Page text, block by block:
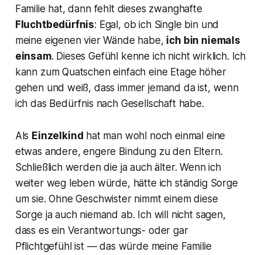
Familie hat, dann fehlt dieses zwanghafte
Fluchtbedürfnis: Egal, ob ich Single bin und
meine eigenen vier Wände habe, ich bin niemals
einsam. Dieses Gefühl kenne ich nicht wirklich. Ich
kann zum Quatschen einfach eine Etage höher
gehen und weiß, dass immer jemand da ist, wenn
ich das Bedürfnis nach Gesellschaft habe.
Als Einzelkind hat man wohl noch einmal eine
etwas andere, engere Bindung zu den Eltern.
Schließlich werden die ja auch älter. Wenn ich
weiter weg leben würde, hätte ich ständig Sorge
um sie. Ohne Geschwister nimmt einem diese
Sorge ja auch niemand ab. Ich will nicht sagen,
dass es ein Verantwortungs- oder gar
Pflichtgefühl ist — das würde meine Familie